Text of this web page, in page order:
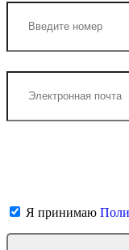
Я принимаю